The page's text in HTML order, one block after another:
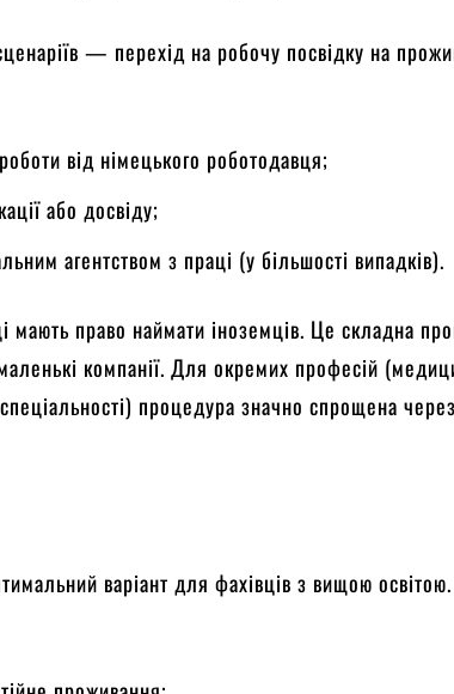
— перехід на робочу посвідку на
від німецького роботодавця;
або досвіду;
агентством з праці (у більшості випадків).
мають право наймати іноземців. Це складна
компанії. Для окремих професій
процедура значно спрощена
варіант для фахівців з вищою